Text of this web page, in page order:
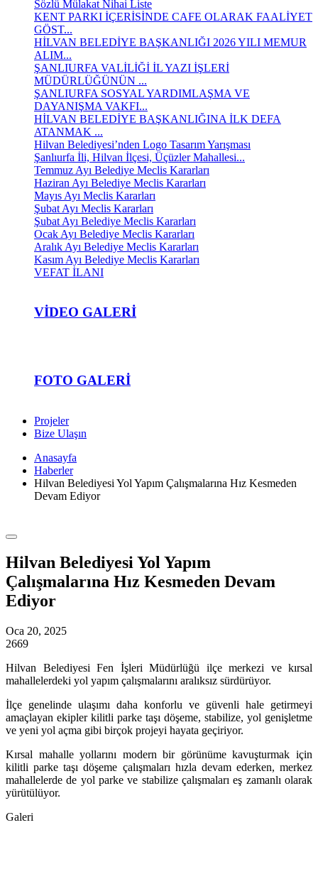
Sözlü Mülakat Nihai Liste
KENT PARKI İÇERİSİNDE CAFE OLARAK FAALİYET
GÖST...
HİLVAN BELEDİYE BAŞKANLIĞI 2026 YILI MEMUR
ALIM...
ŞANLIURFA VALİLİĞİ İL YAZI İŞLERİ
MÜDÜRLÜĞÜNÜN ...
ŞANLIURFA SOSYAL YARDIMLAŞMA VE
DAYANIŞMA VAKFI...
HİLVAN BELEDİYE BAŞKANLIĞINA İLK DEFA
ATANMAK ...
Hilvan Belediyesi’nden Logo Tasarım Yarışması
Şanlıurfa İli, Hilvan İlçesi, Üçüzler Mahallesi...
Temmuz Ayı Belediye Meclis Kararları
Haziran Ayı Belediye Meclis Kararları
Mayıs Ayı Meclis Kararları
Şubat Ayı Meclis Kararları
Şubat Ayı Belediye Meclis Kararları
Ocak Ayı Belediye Meclis Kararları
Aralık Ayı Belediye Meclis Kararları
Kasım Ayı Belediye Meclis Kararları
VEFAT İLANI
VIDEO GALERI
FOTO GALERI
Projeler
Bize Ulaşın
Anasayfa
Haberler
Hilvan Belediyesi Yol Yapım Çalışmalarına Hız Kesmeden
Devam Ediyor
Hilvan Belediyesi Yol Yapım
Çalışmalarına Hız Kesmeden Devam
Ediyor
Oca 20, 2025
2669
Hilvan Belediyesi Fen İşleri Müdürlüğü ilçe merkezi ve kırsal
mahallelerdeki yol yapım çalışmalarını aralıksız sürdürüyor.
İlçe genelinde ulaşımı daha konforlu ve güvenli hale getirmeyi
amaçlayan ekipler kilitli parke taşı döşeme, stabilize, yol genişletme
ve yeni yol açma gibi birçok projeyi hayata geçiriyor.
Kırsal mahalle yollarını modern bir görünüme kavuşturmak için
kilitli parke taşı döşeme çalışmaları hızla devam ederken, merkez
mahallelerde de yol parke ve stabilize çalışmaları eş zamanlı olarak
yürütülüyor.
Galeri